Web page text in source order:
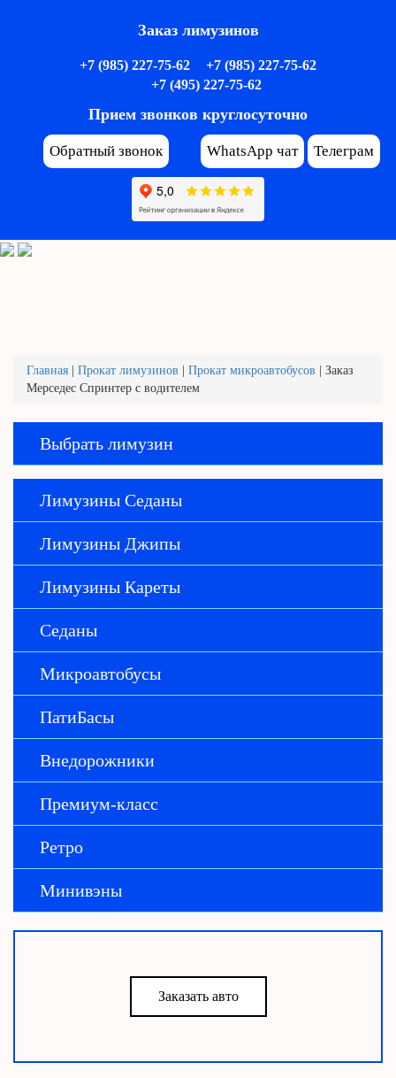
Заказ лимузинов
+7 (985) 227-75-62
+7 (985) 227-75-62
+7 (495) 227-75-62
Прием звонков круглосуточно
Обратный звонок WhatsApp чат Телеграм
Главная Прокат лимузинов Прокат микроавтобусов
Заказ
Мерседес Спринтер с водителем
Выбрать лимузин
Лимузины Седаны
Лимузины Джипы
Лимузины Кареты
Седаны
Микроавтобусы
ПатиБасы
Внедорожники
Премиум-класс
Ретро
Минивэны
Заказать авто